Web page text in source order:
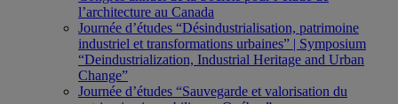
l’architecture au Canada
Journée d’études “Désindustrialisation, patrimoine
industriel et transformations urbaines” | Symposium
“Deindustrialization, Industrial Heritage and Urban
Change”
Journée d’études “Sauvegarde et valorisation du